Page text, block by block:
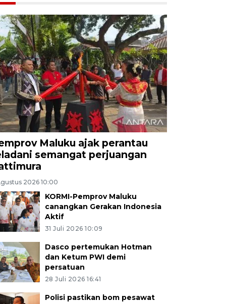
Maluku ajak perantau
semangat perjuangan
2026 10:00
KORMI-Pemprov Maluku
canangkan Gerakan Indonesia
Aktif
31 Juli 2026 10:09
Dasco pertemukan Hotman
dan Ketum PWI demi
persatuan
28 Juli 2026 16:41
Polisi pastikan bom pesawat